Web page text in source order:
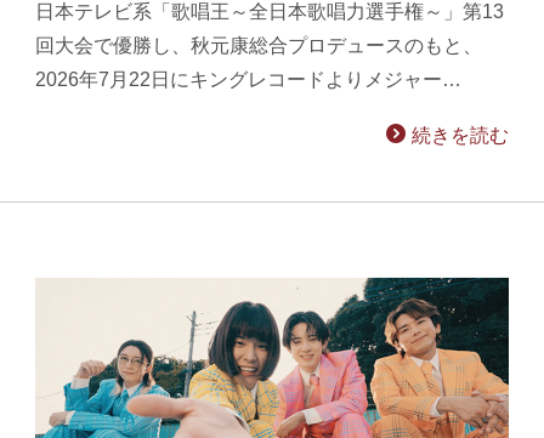
日本テレビ系「歌唱王～全日本歌唱力選手権～」第13
回大会で優勝し、秋元康総合プロデュースのもと、
2026年7月22日にキングレコードよりメジャー…
続きを読む